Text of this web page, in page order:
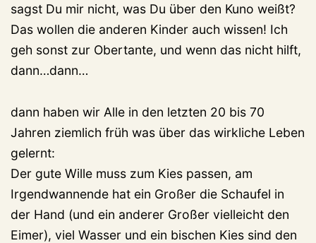
sagst Du mir nicht, was Du über den Kuno weißt?
Das wollen die anderen Kinder auch wissen! Ich
geh sonst zur Obertante, und wenn das nicht hilft,
dann…dann…
dann haben wir Alle in den letzten 20 bis 70
Jahren ziemlich früh was über das wirkliche Leben
gelernt:
Der gute Wille muss zum Kies passen, am
Irgendwannende hat ein Großer die Schaufel in
der Hand (und ein anderer Großer vielleicht den
Eimer), viel Wasser und ein bischen Kies sind den